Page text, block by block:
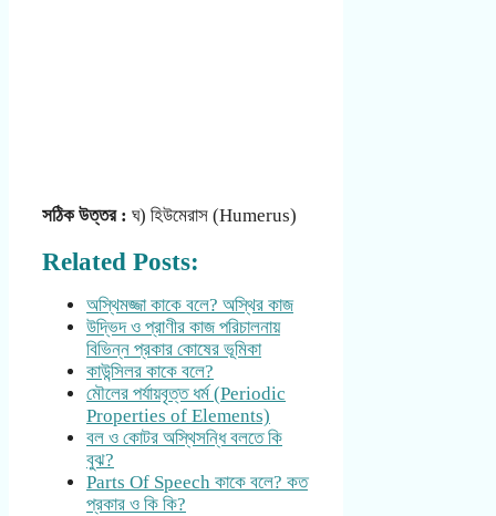
সঠিক উত্তর : ঘ) হিউমেরাস (Humerus)
Related Posts:
অস্থিমজ্জা কাকে বলে? অস্থির কাজ
উদ্ভিদ ও প্রাণীর কাজ পরিচালনায়
বিভিন্ন প্রকার কোষের ভূমিকা
কাউন্সিলর কাকে বলে?
মৌলের পর্যায়বৃত্ত ধর্ম (Periodic
Properties of Elements)
বল ও কোটর অস্থিসন্ধি বলতে কি
বুঝ?
Parts Of Speech কাকে বলে? কত
প্রকার ও কি কি?